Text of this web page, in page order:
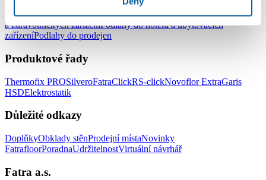
Podlahy do kanceláříPodlahy do škol a školekPodlahy do nemocnic
a zdravotnických zařízeníPodlahy do hotelů a ubytovacích
zařízeníPodlahy do prodejen
Produktové řady
Thermofix PROSilveroFatraClickRS-clickNovoflor ExtraGaris
HSDElektrostatik
Důležité odkazy
DoplňkyObklady stěnProdejní místaNovinky
FatrafloorPoradnaUdržitelnostVirtuální návrhář
Fatra a.s.